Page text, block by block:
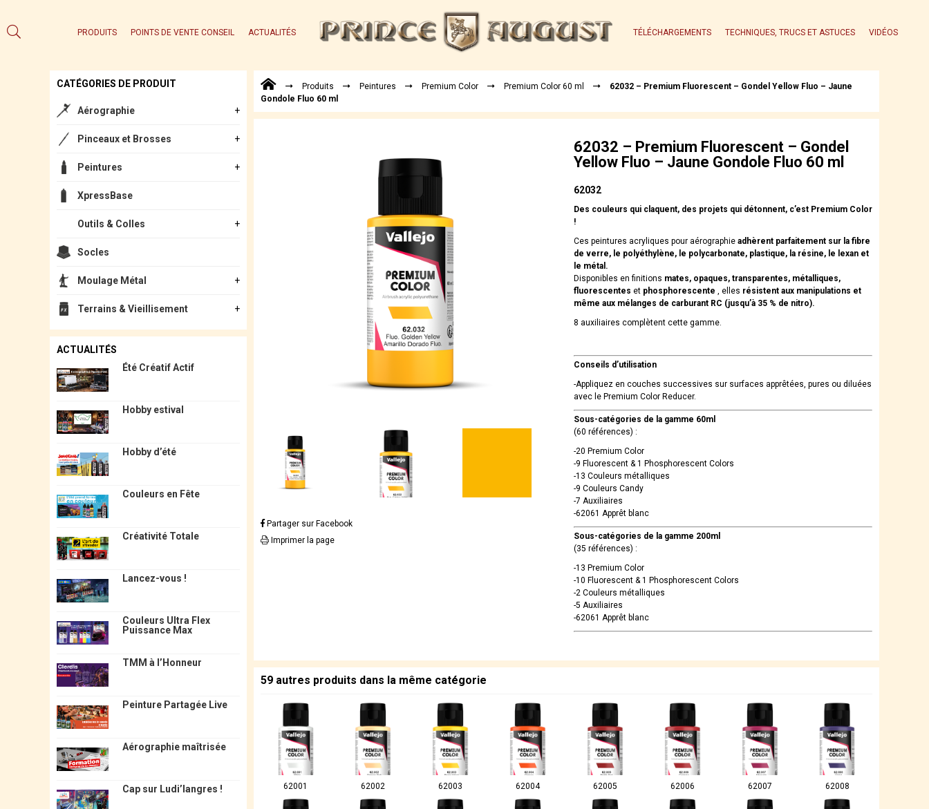
PRODUITS POINTS DE VENTE CONSEIL ACTUALITÉS TÉLÉCHARGEMENTS TECHNIQUES, TRUCS ET ASTUCES VIDÉOS
CATÉGORIES DE PRODUIT
Aérographie
Pinceaux et Brosses
Peintures
XpressBase
Outils & Colles
Socles
Moulage Métal
Terrains & Vieillisement
ACTUALITÉS
Été Créatif Actif
Hobby estival
Hobby d’été
Couleurs en Fête
Créativité Totale
Lancez-vous !
Couleurs Ultra Flex
Puissance Max
TMM à l’Honneur
Peinture Partagée Live
Aérographie maîtrisée
Cap sur Ludi’langres !
Produits Peintures Premium Color Premium Color 60 ml
62032 – Premium Fluorescent – Gondel Yellow Fluo – Jaune
Gondole Fluo 60 ml
Partager sur Facebook
Imprimer la page
62032 – Premium Fluorescent – Gondel
Yellow Fluo – Jaune Gondole Fluo 60 ml
62032
Des couleurs qui claquent, des projets qui détonnent, c’est Premium Color
!
Ces peintures acryliques pour aérographie adhèrent parfaitement sur la fibre
de verre, le polyéthylène, le polycarbonate, plastique, la résine, le lexan et
le métal.
Disponibles en finitions mates, opaques, transparentes, métalliques,
fluorescentes et phosphorescente , elles résistent aux manipulations et
même aux mélanges de carburant RC (jusqu’à 35 % de nitro).
8 auxiliaires complètent cette gamme.
Conseils d’utilisation
-Appliquez en couches successives sur surfaces apprêtées, pures ou diluées
avec le Premium Color Reducer.
Sous-catégories de la gamme 60ml
(60 références) :
-20 Premium Color
-9 Fluorescent & 1 Phosphorescent Colors
-13 Couleurs métalliques
-9 Couleurs Candy
-7 Auxiliaires
-62061 Apprêt blanc
Sous-catégories de la gamme 200ml
(35 références) :
-13 Premium Color
-10 Fluorescent & 1 Phosphorescent Colors
-2 Couleurs métalliques
-5 Auxiliaires
-62061 Apprêt blanc
59 autres produits dans la même catégorie
62001 62002 62003 62004 62005 62006 62007 62008